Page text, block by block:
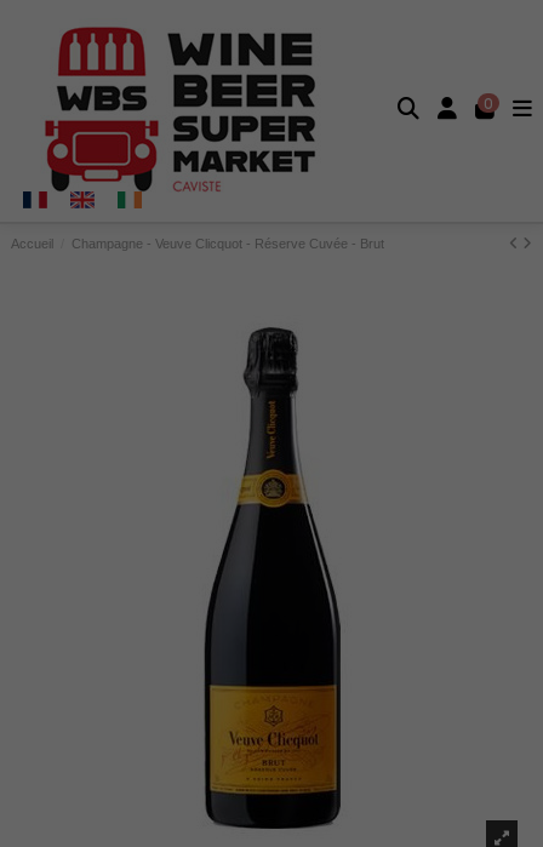
0
Accueil Champagne - Veuve Clicquot - Réserve Cuvée - Brut